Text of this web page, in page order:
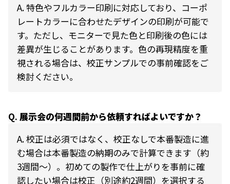
A. 特色やフルカラー印刷に対応しており、コーポ
レートカラーに合わせたデザインの印刷が可能で
す。ただし、モニターで見た色と印刷後の色には
差異が生じることがあります。色の再現精度を重
視される場合は、校正サンプルでの事前確認をご
検討ください。
Q. 展示会の何週間前から依頼すればよいですか？
A.校正は必須ではなく、校正なしで本番製造に進
む場合は本番製造の納期のみで計算できます（約
3週間〜）。初めての製作で仕上がりを事前に確
認したい場合は校正（別途約2週間）を選択する